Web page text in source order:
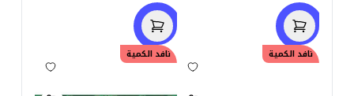
نافد الكمية نافد الكمية